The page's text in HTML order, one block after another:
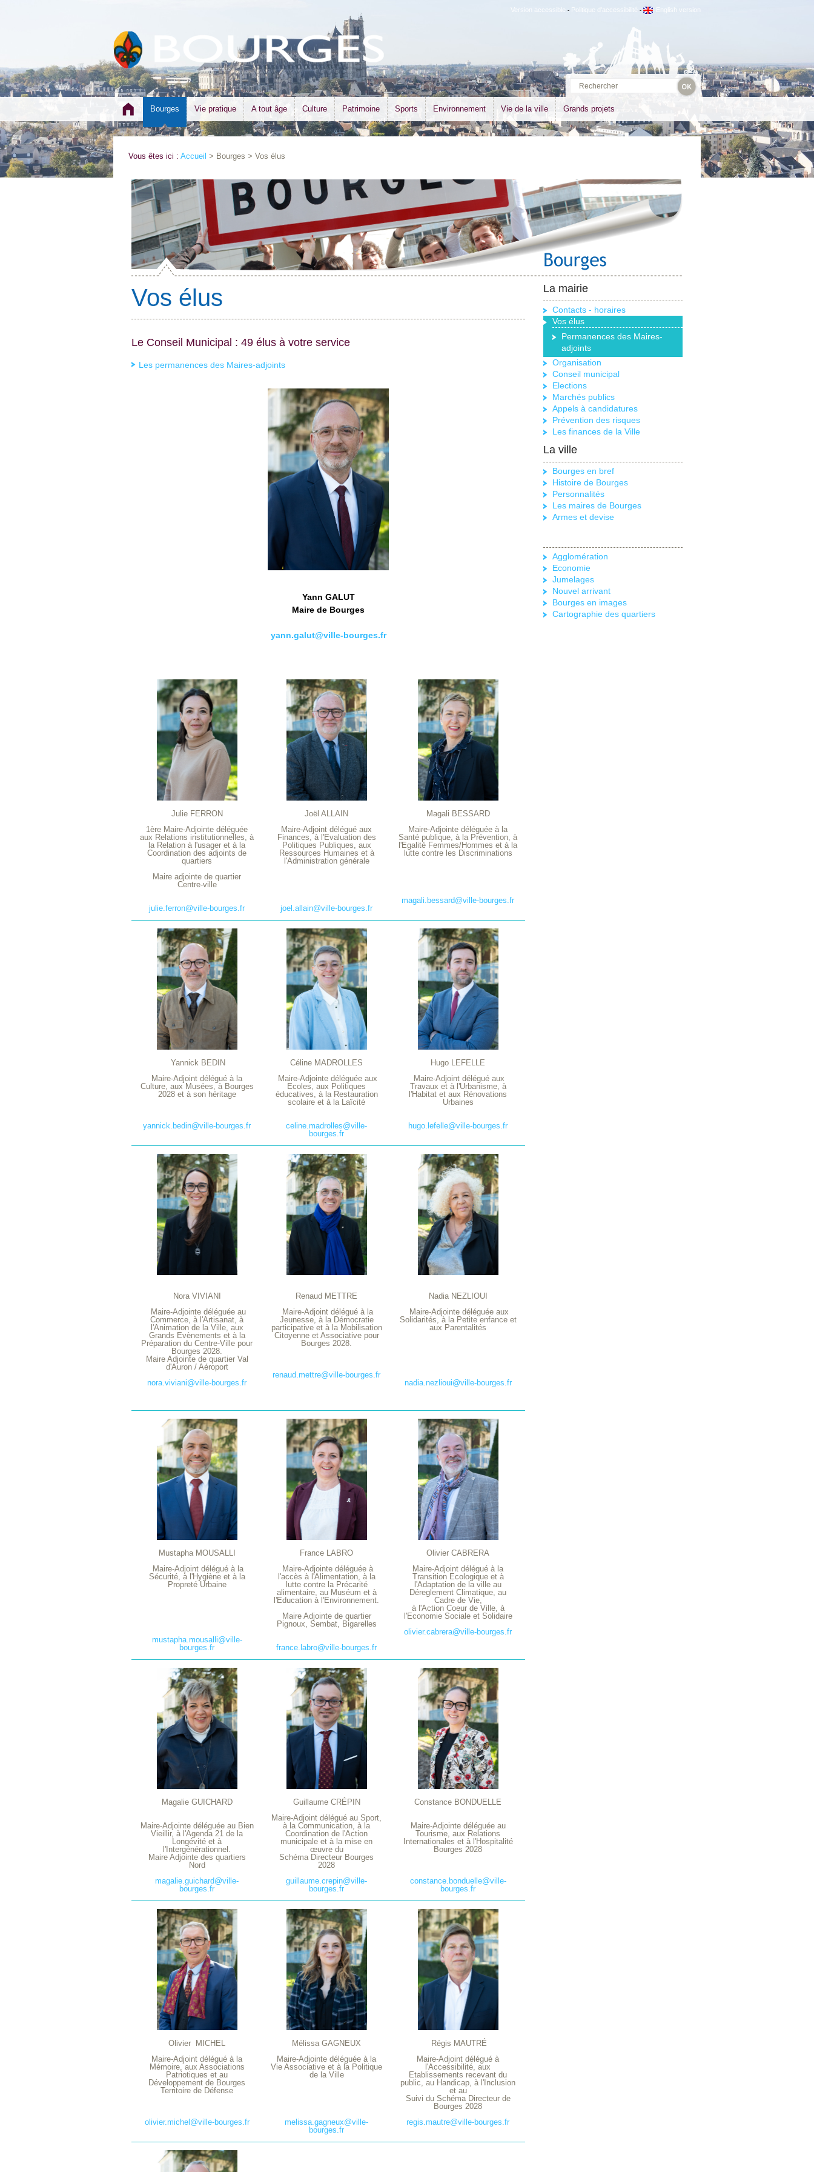
Version accessible - Politique d'accessibilité - English version
Bourges Vie pratique A tout âge Culture Patrimoine Sports Environnement Vie de la ville Grands projets
Vous êtes ici : Accueil > Bourges > Vos élus
Vos élus
Le Conseil Municipal : 49 élus à votre service
Les permanences des Maires-adjoints
Yann GALUT
Maire de Bourges
yann.galut@ville-bourges.fr
Julie FERRON
1ère Maire-Adjointe déléguée
aux Relations institutionnelles, à
la Relation à l'usager et à la
Coordination des adjoints de
quartiers
Maire adjointe de quartier
Centre-ville
julie.ferron@ville-bourges.fr
Joël ALLAIN
Maire-Adjoint délégué aux
Finances, à l'Evaluation des
Politiques Publiques, aux
Ressources Humaines et à
l'Administration générale
joel.allain@ville-bourges.fr
Magali BESSARD
Maire-Adjointe déléguée à la
Santé publique, à la Prévention, à
l'Egalité Femmes/Hommes et à la
lutte contre les Discriminations
magali.bessard@ville-bourges.fr
Yannick BEDIN
Maire-Adjoint délégué à la
Culture, aux Musées, à Bourges
2028 et à son héritage
yannick.bedin@ville-bourges.fr
Céline MADROLLES
Maire-Adjointe déléguée aux
Ecoles, aux Politiques
éducatives, à la Restauration
scolaire et à la Laïcité
celine.madrolles@ville-
bourges.fr
Hugo LEFELLE
Maire-Adjoint délégué aux
Travaux et à l'Urbanisme, à
l'Habitat et aux Rénovations
Urbaines
hugo.lefelle@ville-bourges.fr
Nora VIVIANI
Maire-Adjointe déléguée au
Commerce, à l'Artisanat, à
l'Animation de la Ville, aux
Grands Evènements et à la
Préparation du Centre-Ville pour
Bourges 2028.
Maire Adjointe de quartier Val
d'Auron / Aéroport
nora.viviani@ville-bourges.fr
Renaud METTRE
Maire-Adjoint délégué à la
Jeunesse, à la Démocratie
participative et à la Mobilisation
Citoyenne et Associative pour
Bourges 2028.
renaud.mettre@ville-bourges.fr
Nadia NEZLIOUI
Maire-Adjointe déléguée aux
Solidarités, à la Petite enfance et
aux Parentalités
nadia.nezlioui@ville-bourges.fr
Mustapha MOUSALLI
Maire-Adjoint délégué à la
Sécurité, à l'Hygiène et à la
Propreté Urbaine
mustapha.mousalli@ville-
bourges.fr
France LABRO
Maire-Adjointe déléguée à
l'accès à l'Alimentation, à la
lutte contre la Précarité
alimentaire, au Muséum et à
l'Education à l'Environnement.
Maire Adjointe de quartier
Pignoux, Sembat, Bigarelles
france.labro@ville-bourges.fr
Olivier CABRERA
Maire-Adjoint délégué à la
Transition Ecologique et à
l'Adaptation de la ville au
Déreglement Climatique, au
Cadre de Vie,
à l'Action Coeur de Ville, à
l'Economie Sociale et Solidaire
olivier.cabrera@ville-bourges.fr
Magalie GUICHARD
Maire-Adjointe déléguée au Bien
Vieillir, à l'Agenda 21 de la
Longévité et à
l'Intergénérationnel.
Maire Adjointe des quartiers
Nord
magalie.guichard@ville-
bourges.fr
Guillaume CRÉPIN
Maire-Adjoint délégué au Sport,
à la Communication, à la
Coordination de l'Action
municipale et à la mise en
œuvre du
Schéma Directeur Bourges
2028
guillaume.crepin@ville-
bourges.fr
Constance BONDUELLE
Maire-Adjointe déléguée au
Tourisme, aux Relations
Internationales et à l'Hospitalité
Bourges 2028
constance.bonduelle@ville-
bourges.fr
Olivier MICHEL
Maire-Adjoint délégué à la
Mémoire, aux Associations
Patriotiques et au
Développement de Bourges
Territoire de Défense
olivier.michel@ville-bourges.fr
Mélissa GAGNEUX
Maire-Adjointe déléguée à la
Vie Associative et à la Politique
de la Ville
melissa.gagneux@ville-
bourges.fr
Régis MAUTRÉ
Maire-Adjoint délégué à
l'Accessibilité, aux
Etablissements recevant du
public, au Handicap, à l'Inclusion
et au
Suivi du Schéma Directeur de
Bourges 2028
regis.mautre@ville-bourges.fr
La mairie
Contacts - horaires
Vos élus
Permanences des Maires-
adjoints
Organisation
Conseil municipal
Elections
Marchés publics
Appels à candidatures
Prévention des risques
Les finances de la Ville
La ville
Bourges en bref
Histoire de Bourges
Personnalités
Les maires de Bourges
Armes et devise
Agglomération
Economie
Jumelages
Nouvel arrivant
Bourges en images
Cartographie des quartiers